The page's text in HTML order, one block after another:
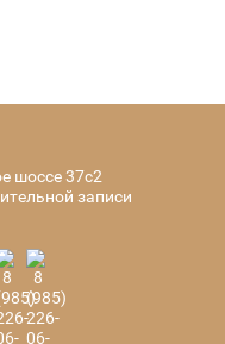
шоссе 37с2
записи